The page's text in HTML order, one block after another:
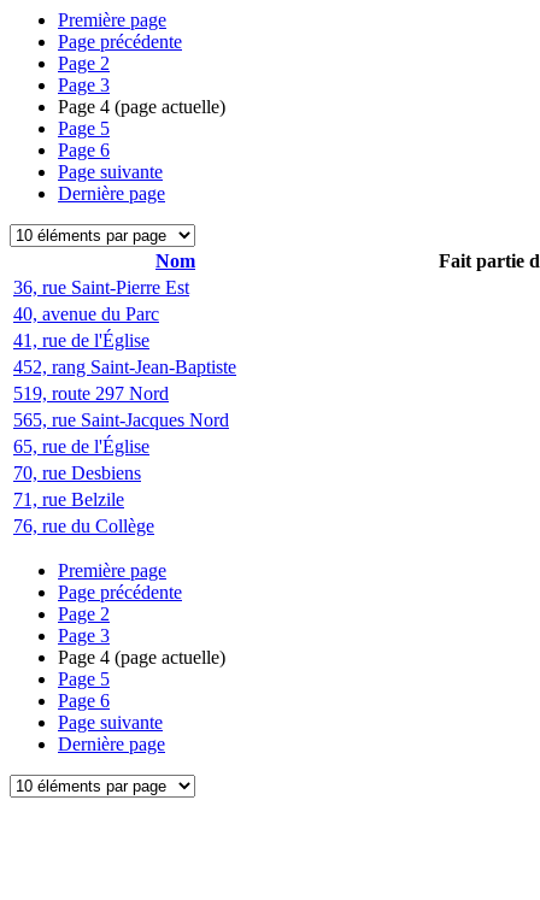
Première page
Page précédente
Page 2
Page 3
Page 4 (page actuelle)
Page 5
Page 6
Page suivante
Dernière page
Nom
Fait partie
36, rue Saint-Pierre Est
40, avenue du Parc
41, rue de l'Église
452, rang Saint-Jean-Baptiste
519, route 297 Nord
565, rue Saint-Jacques Nord
65, rue de l'Église
70, rue Desbiens
71, rue Belzile
76, rue du Collège
Première page
Page précédente
Page 2
Page 3
Page 4 (page actuelle)
Page 5
Page 6
Page suivante
Dernière page